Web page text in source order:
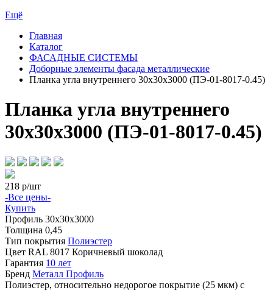
Ещё
Главная
Каталог
ФАСАДНЫЕ СИСТЕМЫ
Доборные элементы фасада металлические
Планка угла внутреннего 30х30х3000 (ПЭ-01-8017-0.45)
Планка угла внутреннего
30х30х3000 (ПЭ-01-8017-0.45)
218 р/шт
-Все цены-
Купить
Профиль 30х30х3000
Толщина 0,45
Тип покрытия Полиэстер
Цвет RAL 8017 Коричневый шоколад
Гарантия 10 лет
Бренд Металл Профиль
Полиэстер, относительно недорогое покрытие (25 мкм) с